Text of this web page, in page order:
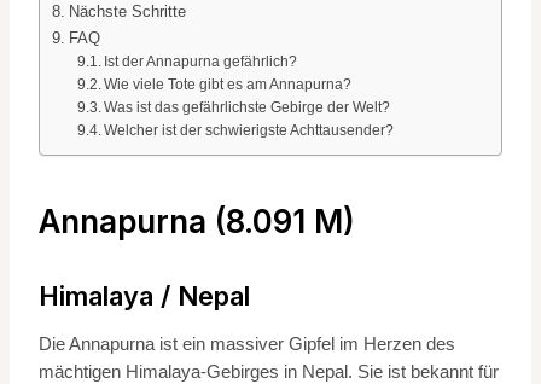
Nächste Schritte
FAQ
Ist der Annapurna gefährlich?
Wie viele Tote gibt es am Annapurna?
Was ist das gefährlichste Gebirge der Welt?
Welcher ist der schwierigste Achttausender?
Annapurna (8.091 M)
Himalaya / Nepal
Die Annapurna ist ein massiver Gipfel im Herzen des
mächtigen Himalaya-Gebirges in Nepal. Sie ist bekannt für